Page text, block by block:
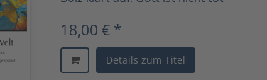
18,00 € *
Details zum Titel